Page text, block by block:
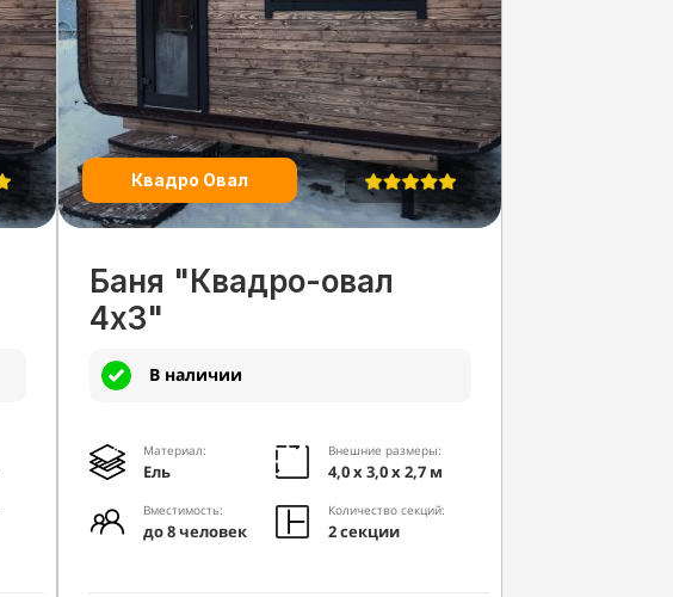
Квадро Овал
Баня "Квадро-овал
4х3"
В наличии
Материал:
Ель
Внешние размеры:
4,0 х 3,0 х 2,7 м
Вместимость:
до 8 человек
Количество секций:
2 секции